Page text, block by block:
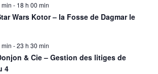
min - 18 h 00 min
Wars Kotor – la Fosse de Dagmar le
min -23 h 30 min
& Cie – Gestion des litiges de
4